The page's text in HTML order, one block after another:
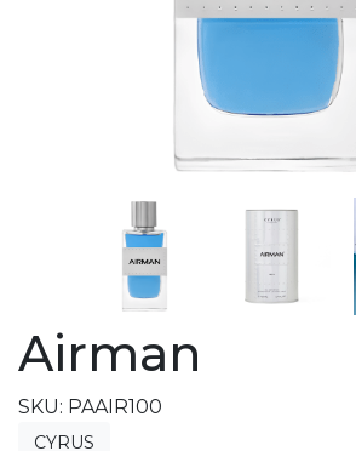
Airman
SKU: PAAIR100